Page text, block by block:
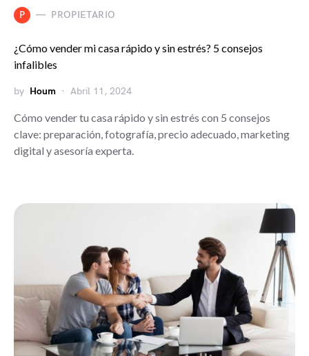
P PROPIETARIO
¿Cómo vender mi casa rápido y sin estrés? 5 consejos
infalibles
by Houm Abril 11, 2024
Cómo vender tu casa rápido y sin estrés con 5 consejos
clave: preparación, fotografía, precio adecuado, marketing
digital y asesoría experta.